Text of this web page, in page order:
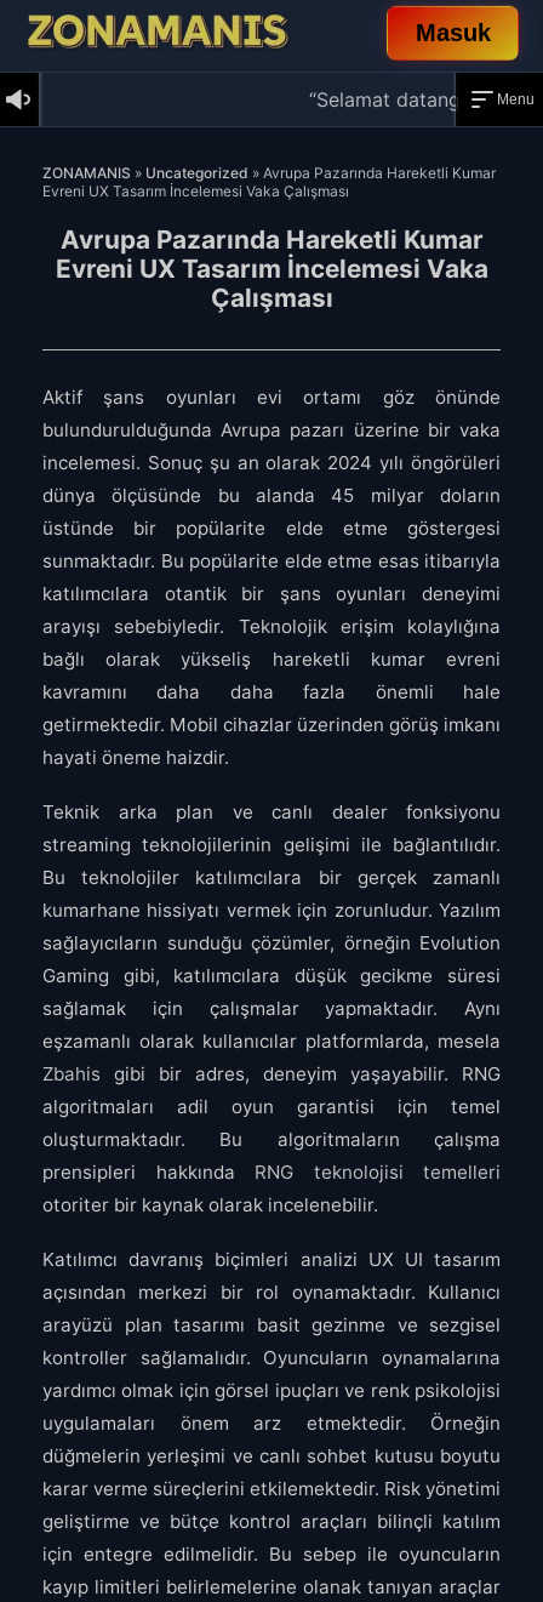
content
Masuk
“Selamat datang di Menu
ZONAMANIS » Uncategorized » Avrupa Pazarında Hareketli Kumar
Evreni UX Tasarım İncelemesi Vaka Çalışması
Avrupa Pazarında Hareketli Kumar
Evreni UX Tasarım İncelemesi Vaka
Çalışması
Aktif şans oyunları evi ortamı göz önünde
bulundurulduğunda Avrupa pazarı üzerine bir vaka
incelemesi. Sonuç şu an olarak 2024 yılı öngörüleri
dünya ölçüsünde bu alanda 45 milyar doların
üstünde bir popülarite elde etme göstergesi
sunmaktadır. Bu popülarite elde etme esas itibarıyla
katılımcılara otantik bir şans oyunları deneyimi
arayışı sebebiyledir. Teknolojik erişim kolaylığına
bağlı olarak yükseliş hareketli kumar evreni
kavramını daha daha fazla önemli hale
getirmektedir. Mobil cihazlar üzerinden görüş imkanı
hayati öneme haizdir.
Teknik arka plan ve canlı dealer fonksiyonu
streaming teknolojilerinin gelişimi ile bağlantılıdır.
Bu teknolojiler katılımcılara bir gerçek zamanlı
kumarhane hissiyatı vermek için zorunludur. Yazılım
sağlayıcıların sunduğu çözümler, örneğin Evolution
Gaming gibi, katılımcılara düşük gecikme süresi
sağlamak için çalışmalar yapmaktadır. Aynı
eşzamanlı olarak kullanıcılar platformlarda, mesela
Zbahis gibi bir adres, deneyim yaşayabilir. RNG
algoritmaları adil oyun garantisi için temel
oluşturmaktadır. Bu algoritmaların çalışma
prensipleri hakkında RNG teknolojisi temelleri
otoriter bir kaynak olarak incelenebilir.
Katılımcı davranış biçimleri analizi UX UI tasarım
açısından merkezi bir rol oynamaktadır. Kullanıcı
arayüzü plan tasarımı basit gezinme ve sezgisel
kontroller sağlamalıdır. Oyuncuların oynamalarına
yardımcı olmak için görsel ipuçları ve renk psikolojisi
uygulamaları önem arz etmektedir. Örneğin
düğmelerin yerleşimi ve canlı sohbet kutusu boyutu
karar verme süreçlerini etkilemektedir. Risk yönetimi
geliştirme ve bütçe kontrol araçları bilinçli katılım
için entegre edilmelidir. Bu sebep ile oyuncuların
kayıp limitleri belirlemelerine olanak tanıyan araçlar